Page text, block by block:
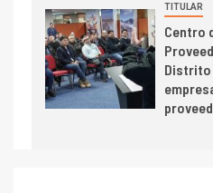
6 I+D
BHP
cobre
TITULAR
Centro
Distrito